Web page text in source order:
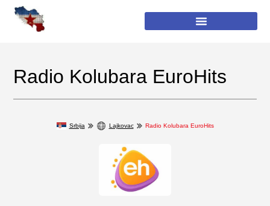
Radio Kolubara EuroHits
Srbija Lajkovac Radio Kolubara EuroHits